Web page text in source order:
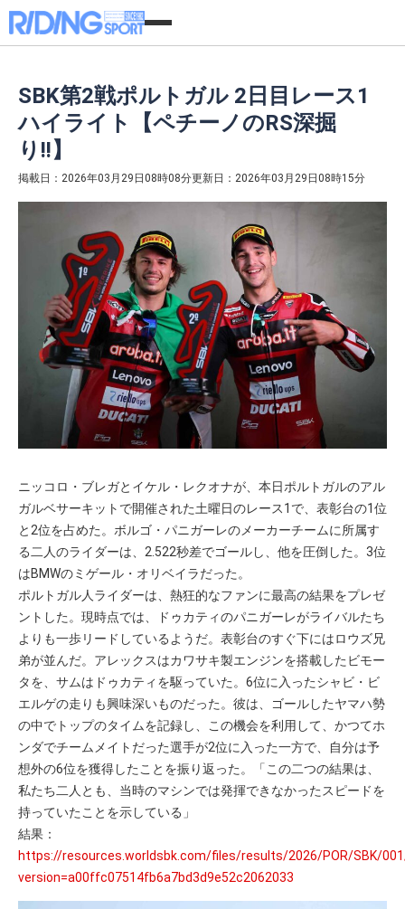
SBK第2戦ポルトガル 2日目レース1
ハイライト【ペチーノのRS深掘
り!!】
掲載日：2026年03月29日08時08分更新日：2026年03月29日08時15分
ニッコロ・ブレガとイケル・レクオナが、本日ポルトガルのアル
ガルベサーキットで開催された土曜日のレース1で、表彰台の1位
と2位を占めた。ボルゴ・パニガーレのメーカーチームに所属す
る二人のライダーは、2.522秒差でゴールし、他を圧倒した。3位
はBMWのミゲール・オリベイラだった。
ポルトガル人ライダーは、熱狂的なファンに最高の結果をプレゼ
ントした。現時点では、ドゥカティのパニガーレがライバルたち
よりも一歩リードしているようだ。表彰台のすぐ下にはロウズ兄
弟が並んだ。アレックスはカワサキ製エンジンを搭載したビモー
タを、サムはドゥカティを駆っていた。6位に入ったシャビ・ビ
エルゲの走りも興味深いものだった。彼は、ゴールしたヤマハ勢
の中でトップのタイムを記録し、この機会を利用して、かつてホ
ンダでチームメイトだった選手が2位に入った一方で、自分は予
想外の6位を獲得したことを振り返った。「この二つの結果は、
私たち二人とも、当時のマシンでは発揮できなかったスピードを
持っていたことを示している」
結果：
https://resources.worldsbk.com/files/results/2026/POR/SBK/
version=a00ffc07514fb6a7bd3d9e52c2062033